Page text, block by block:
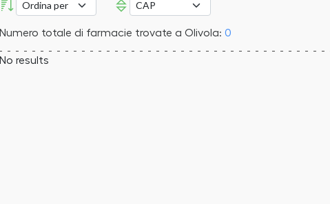
Numero totale di farmacie trovate a Olivola: 0
No results